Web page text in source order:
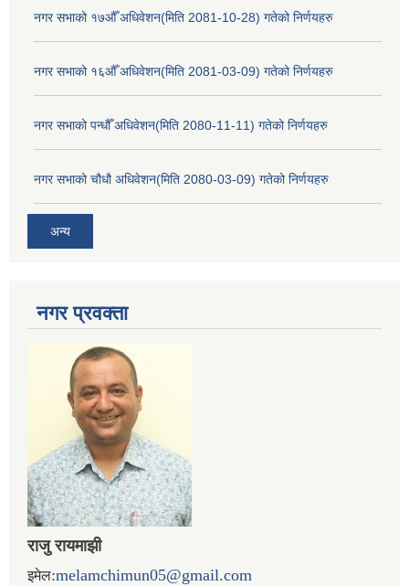
नगर सभाको १७औँ अधिवेशन(मिति 2081-10-28) गतेको निर्णयहरु
नगर सभाको १६औँ अधिवेशन(मिति 2081-03-09) गतेको निर्णयहरु
नगर सभाको पन्धौँ अधिवेशन(मिति 2080-11-11) गतेको निर्णयहरु
नगर सभाको चौधौ अधिवेशन(मिति 2080-03-09) गतेको निर्णयहरु
अन्य
नगर प्रव‌क्ता
राजु रायमाझी
इमेल:melamchimun05@gmail.com